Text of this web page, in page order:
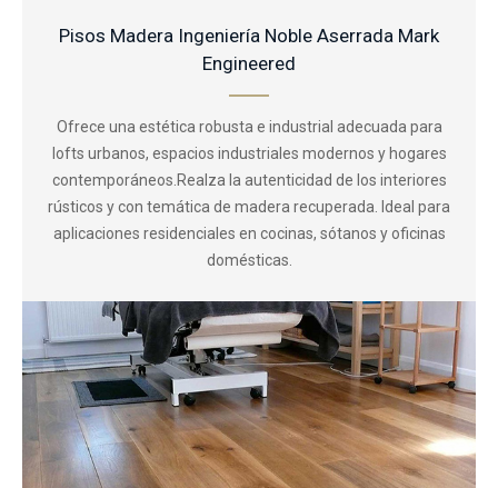
Pisos Madera Ingeniería Noble Aserrada Mark
Engineered
Ofrece una estética robusta e industrial adecuada para
lofts urbanos, espacios industriales modernos y hogares
contemporáneos.Realza la autenticidad de los interiores
rústicos y con temática de madera recuperada. Ideal para
aplicaciones residenciales en cocinas, sótanos y oficinas
domésticas.